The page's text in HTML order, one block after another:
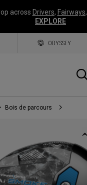
across Drivers, Fairways,
EXPLORE
ODYSSEY
Bois de parcours